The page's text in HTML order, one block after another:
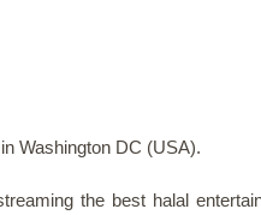
Washington DC (USA).
the best halal